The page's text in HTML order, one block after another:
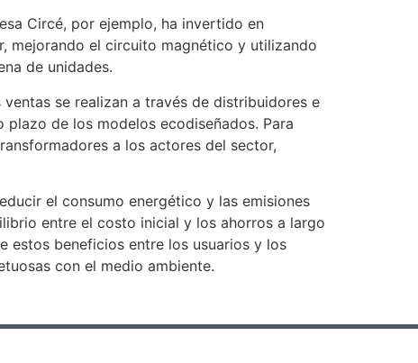
Circé, por ejemplo, ha invertido en
mejorando el circuito magnético y utilizando
de unidades.
se realizan a través de distribuidores e
de los modelos ecodiseñados. Para
a los actores del sector,
el consumo energético y las emisiones
entre el costo inicial y los ahorros a largo
estos beneficios entre los usuarios y los
con el medio ambiente.